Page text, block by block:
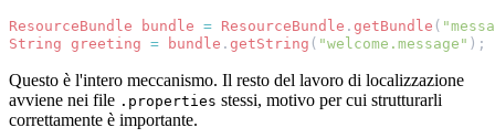
ResourceBundle bundle = ResourceBundle . getBundle (
String greeting = bundle . getString ( "welcome.message" );
Questo è l'intero meccanismo. Il resto del lavoro di localizzazione
avviene nei file .properties stessi, motivo per cui strutturarli
correttamente è importante.